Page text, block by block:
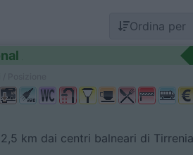
Ordina per
km dai centri balneari di